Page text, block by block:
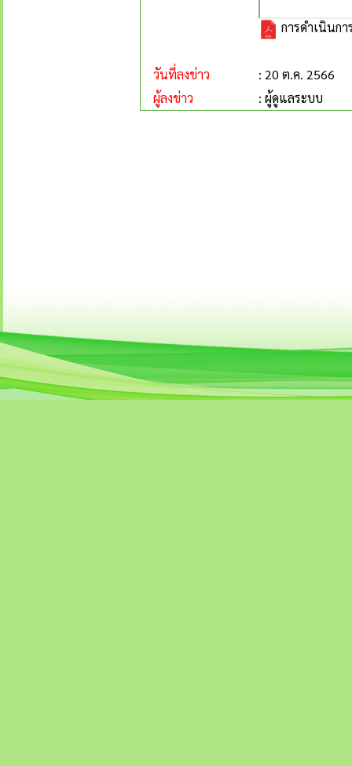
การดำเนินก
วันที่ลงข่าว
: 20 ต.ค. 2566
ผู้ลงข่าว
: ผู้ดูแลระบบ